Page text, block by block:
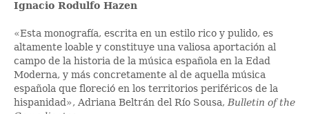
Ignacio Rodulfo Hazen
«Esta monografía, escrita en un estilo rico y pulido, es
altamente loable y constituye una valiosa aportación al
campo de la historia de la música española en la Edad
Moderna, y más concretamente al de aquella música
española que floreció en los territorios periféricos de la
hispanidad», Adriana Beltrán del Río Sousa, Bulletin of the